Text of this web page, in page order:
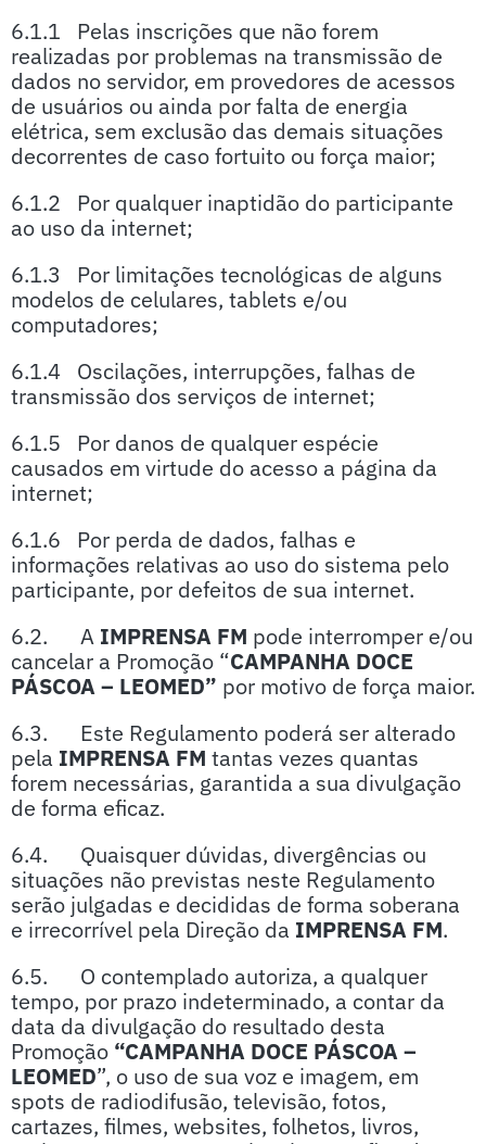
6.1.1 Pelas inscrições que não forem
realizadas por problemas na transmissão de
dados no servidor, em provedores de acessos
de usuários ou ainda por falta de energia
elétrica, sem exclusão das demais situações
decorrentes de caso fortuito ou força maior;
6.1.2 Por qualquer inaptidão do participante
ao uso da internet;
6.1.3 Por limitações tecnológicas de alguns
modelos de celulares, tablets e/ou
computadores;
6.1.4 Oscilações, interrupções, falhas de
transmissão dos serviços de internet;
6.1.5 Por danos de qualquer espécie
causados em virtude do acesso a página da
internet;
6.1.6 Por perda de dados, falhas e
informações relativas ao uso do sistema pelo
participante, por defeitos de sua internet.
6.2. A IMPRENSA FM pode interromper e/ou
cancelar a Promoção “CAMPANHA DOCE
PÁSCOA – LEOMED” por motivo de força maior.
6.3. Este Regulamento poderá ser alterado
pela IMPRENSA FM tantas vezes quantas
forem necessárias, garantida a sua divulgação
de forma eficaz.
6.4. Quaisquer dúvidas, divergências ou
situações não previstas neste Regulamento
serão julgadas e decididas de forma soberana
e irrecorrível pela Direção da IMPRENSA FM.
6.5. O contemplado autoriza, a qualquer
tempo, por prazo indeterminado, a contar da
data da divulgação do resultado desta
Promoção “CAMPANHA DOCE PÁSCOA –
LEOMED”, o uso de sua voz e imagem, em
spots de radiodifusão, televisão, fotos,
cartazes, filmes, websites, folhetos, livros,